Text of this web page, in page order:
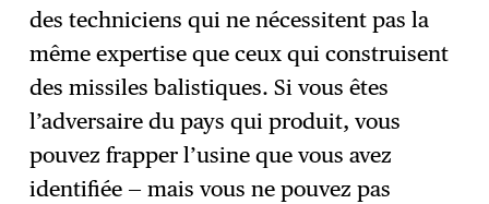
des techniciens qui ne nécessitent pas la
même expertise que ceux qui construisent
des missiles balistiques. Si vous êtes
l’adversaire du pays qui produit, vous
pouvez frapper l’usine que vous avez
identifiée — mais vous ne pouvez pas